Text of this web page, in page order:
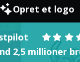
Opret et logo
2,5 millioner